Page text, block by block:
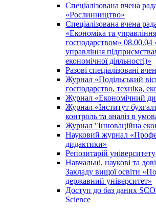
Спеціалізована вчена
«Рослинництво»
Спеціалізована вчена
«Економіка та
господарством» 08.00.04
управління
економічної діяльності)»
Разові спеціалізовані
Журнал «Подільський
господарство, техніка,
Журнал «Економічний
Журнал «Інститут
контроль та аналіз в
Журнал "Інноваційна
Науковий журнал
дидактики»
Репозитарій університету
Навчальні, наукові та
Закладу вищої освіти
державний університет»
Доступ до баз даних
Science